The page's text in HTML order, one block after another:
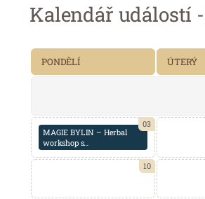
Kalendář událostí
PONDĚLÍ ÚTERÝ
03
MAGIE BYLIN – Herbal
workshop s…
10